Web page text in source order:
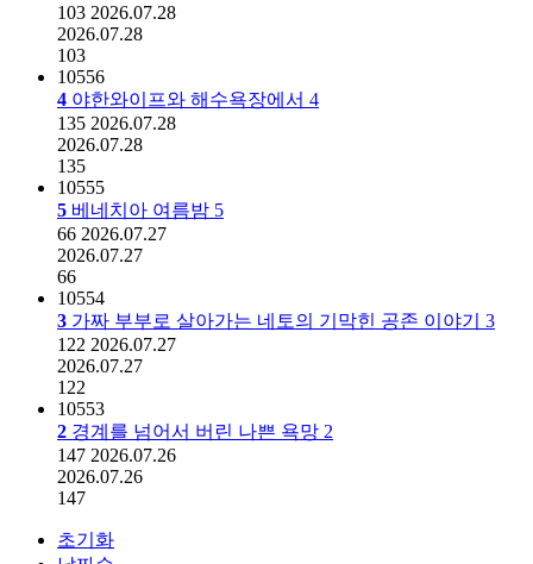
103 2026.07.28
2026.07.28
103
10556
4 야한와이프와 해수욕장에서 4
135 2026.07.28
2026.07.28
135
10555
5 베네치아 여름밤 5
66 2026.07.27
2026.07.27
66
10554
3 가짜 부부로 살아가는 네토의 기막힌 공존 이야기 3
122 2026.07.27
2026.07.27
122
10553
2 경계를 넘어서 버린 나쁜 욕망 2
147 2026.07.26
2026.07.26
147
초기화